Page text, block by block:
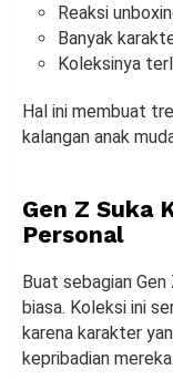
Reaksi
Banyak
Koleksinya
Hal ini membuat
kalangan anak
Gen Z Suka
Personal
Buat sebagian
biasa. Koleksi ini
karena karakter
kepribadian mereka.